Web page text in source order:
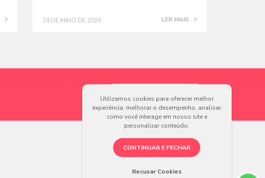
29 DE MAIO DE 2020 LER MAIS
Utilizamos cookies para oferecer melhor
experiência, melhorar o desempenho, analisar
como você interage em nosso site e
personalizar conteúdo.
CONTINUAR E FECHAR
Recusar Cookies